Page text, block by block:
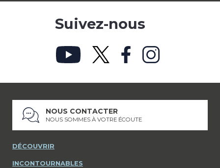
Suivez-nous
NOUS CONTACTER
NOUS SOMMES À VOTRE ÉCOUTE
DÉCOUVRIR
INCONTOURNABLES